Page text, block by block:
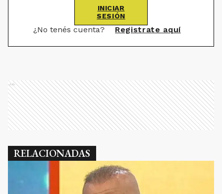
INICIAR
SESIÓN
¿No tenés cuenta? Registrate aquí
Ads
RELACIONADAS